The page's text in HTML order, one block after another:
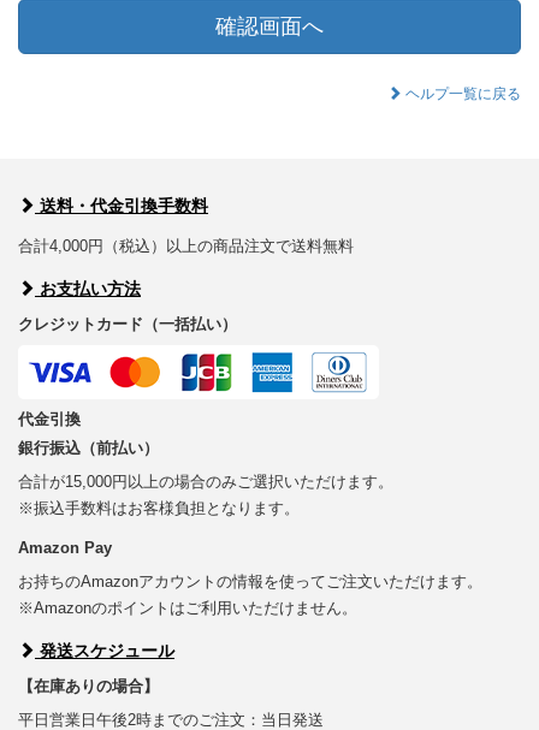
確認画面へ
ヘルプ一覧に戻る
送料・代金引換手数料
合計4,000円（税込）以上の商品注文で送料無料
お支払い方法
クレジットカード（一括払い）
代金引換
銀行振込（前払い）
合計が15,000円以上の場合のみご選択いただけます。
※振込手数料はお客様負担となります。
Amazon Pay
お持ちのAmazonアカウントの情報を使ってご注文いただけます。
※Amazonのポイントはご利用いただけません。
発送スケジュール
【在庫ありの場合】
平日営業日午後2時までのご注文：当日発送